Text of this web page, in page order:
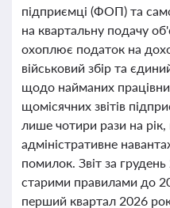
підприємці (ФОП) та
на квартальну подачу
охоплює податок на
військовий збір та
щодо найманих
щомісячних звітів
лише чотири рази на
адміністративне
помилок. Звіт за
старими правилами до 20
перший квартал 2026